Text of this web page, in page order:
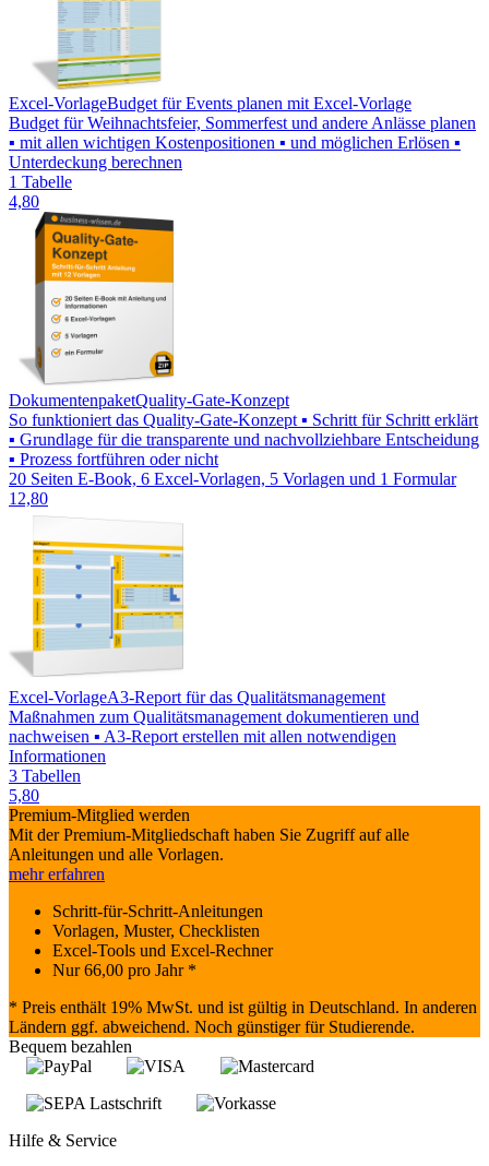
Excel-VorlageBudget für Events planen mit Excel-Vorlage
Budget für Weihnachtsfeier, Sommerfest und andere Anlässe planen
▪ mit allen wichtigen Kostenpositionen ▪ und möglichen Erlösen ▪
Unterdeckung berechnen
1 Tabelle
4,80
DokumentenpaketQuality-Gate-Konzept
So funktioniert das Quality-Gate-Konzept ▪ Schritt für Schritt erklärt
▪ Grundlage für die transparente und nachvollziehbare Entscheidung
▪ Prozess fortführen oder nicht
20 Seiten E-Book, 6 Excel-Vorlagen, 5 Vorlagen und 1 Formular
12,80
Excel-VorlageA3-Report für das Qualitätsmanagement
Maßnahmen zum Qualitätsmanagement dokumentieren und
nachweisen ▪ A3-Report erstellen mit allen notwendigen
Informationen
3 Tabellen
5,80
Premium-Mitglied werden
Mit der Premium-Mitgliedschaft haben Sie Zugriff auf alle
Anleitungen und alle Vorlagen.
mehr erfahren
Schritt-für-Schritt-Anleitungen
Vorlagen, Muster, Checklisten
Excel-Tools und Excel-Rechner
Nur66,00 pro Jahr *
* Preis enthält 19% MwSt. und ist gültig in Deutschland. In anderen
Ländern ggf. abweichend. Noch günstiger für Studierende.
Bequem bezahlen
Hilfe & Service